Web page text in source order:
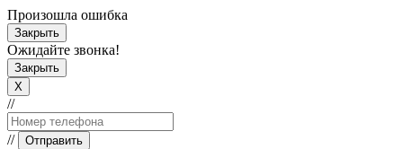
Произошла ошибка
Закрыть
Ожидайте звонка!
Закрыть
X
//
// Отправить